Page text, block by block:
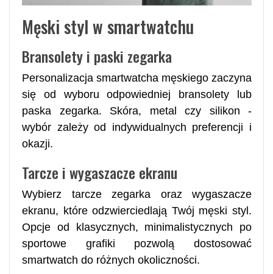
Męski styl w smartwatchu
Bransolety i paski zegarka
Personalizacja smartwatcha męskiego zaczyna
się od wyboru odpowiedniej bransolety lub
paska zegarka. Skóra, metal czy silikon -
wybór zależy od indywidualnych preferencji i
okazji.
Tarcze i wygaszacze ekranu
Wybierz tarcze zegarka oraz wygaszacze
ekranu, które odzwierciedlają Twój męski styl.
Opcje od klasycznych, minimalistycznych po
sportowe grafiki pozwolą dostosować
smartwatch do różnych okoliczności.